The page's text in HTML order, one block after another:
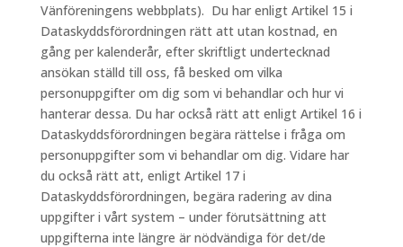
Vänföreningens webbplats). Du har enligt Artikel 15 i
Dataskyddsförordningen rätt att utan kostnad, en
gång per kalenderår, efter skriftligt undertecknad
ansökan ställd till oss, få besked om vilka
personuppgifter om dig som vi behandlar och hur vi
hanterar dessa. Du har också rätt att enligt Artikel 16 i
Dataskyddsförordningen begära rättelse i fråga om
personuppgifter som vi behandlar om dig. Vidare har
du också rätt att, enligt Artikel 17 i
Dataskyddsförordningen, begära radering av dina
uppgifter i vårt system – under förutsättning att
uppgifterna inte längre är nödvändiga för det/de